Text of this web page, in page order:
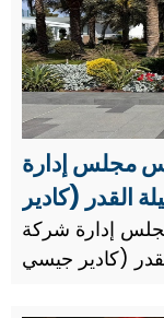
مجلس إدارة
القدر (كادير
جيسي).
إدارة شركة